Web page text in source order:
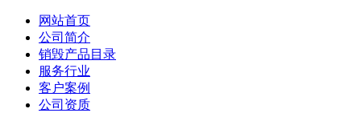
网站首页
公司简介
销毁产品目录
服务行业
客户案例
公司资质